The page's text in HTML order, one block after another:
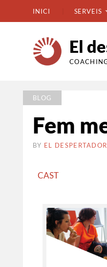
INICI SERVEIS
El
BLOG
Fem
BY EL DESPERTADOR
CAST